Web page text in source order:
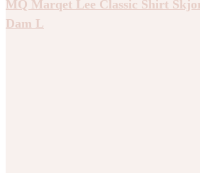
MQ Marqet Lee Classic Shirt
Dam L